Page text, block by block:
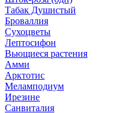
Табак Душистый
Броваллия
Сухоцветы
Лептосифон
Вьющиеся растения
Амми
Арктотис
Меламподиум
Ирезине
Санвиталия